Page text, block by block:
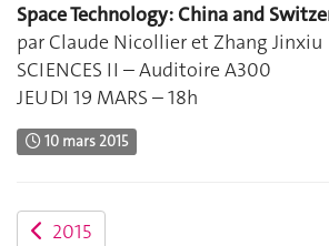
Space Technology: China and
par Claude Nicollier et Zhang Jinxiu
SCIENCES II – Auditoire A300
JEUDI 19 MARS – 18h
10 mars 2015
2015